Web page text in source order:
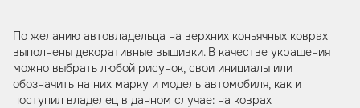
По желанию автовладельца на верхних коньячных коврах
выполнены декоративные вышивки. В качестве украшения
можно выбрать любой рисунок, свои инициалы или
обозначить на них марку и модель автомобиля, как и
поступил владелец в данном случае: на коврах